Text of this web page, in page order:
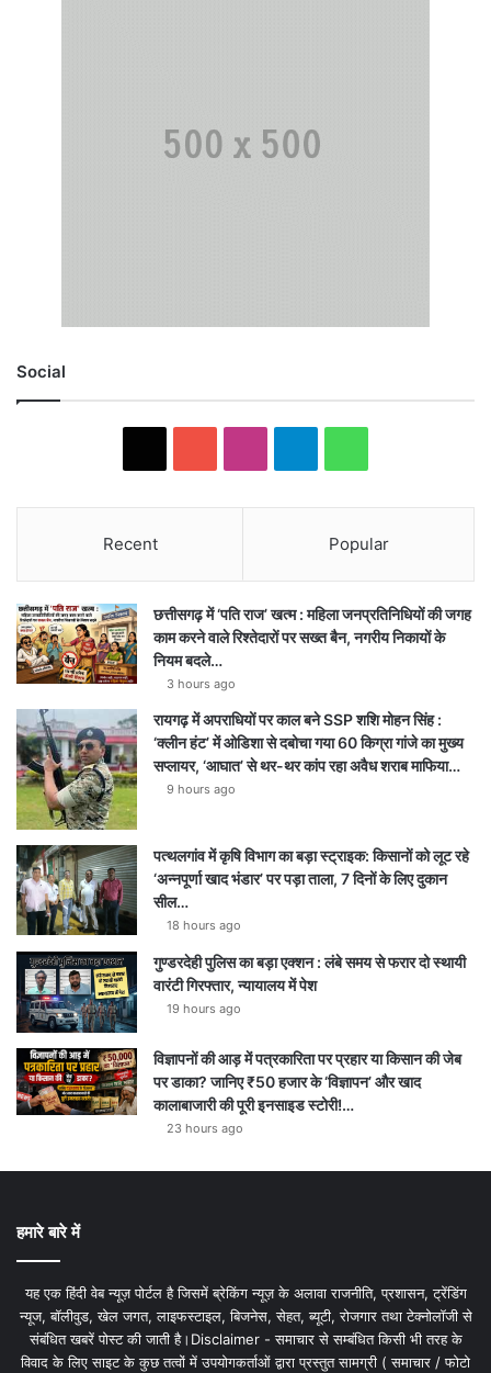
Social
Recent Popular
छत्तीसगढ़ में ‘पति राज’ खत्म : महिला जनप्रतिनिधियों की जगह
काम करने वाले रिश्तेदारों पर सख्त बैन, नगरीय निकायों के
नियम बदले…
3 hours ago
रायगढ़ में अपराधियों पर काल बने SSP शशि मोहन सिंह :
‘क्लीन हंट’ में ओडिशा से दबोचा गया 60 किग्रा गांजे का मुख्य
सप्लायर, ‘आघात’ से थर-थर कांप रहा अवैध शराब माफिया…
9 hours ago
पत्थलगांव में कृषि विभाग का बड़ा स्ट्राइक: किसानों को लूट रहे
‘अन्नपूर्णा खाद भंडार’ पर पड़ा ताला, 7 दिनों के लिए दुकान
सील…
18 hours ago
गुण्डरदेही पुलिस का बड़ा एक्शन : लंबे समय से फरार दो स्थायी
वारंटी गिरफ्तार, न्यायालय में पेश
19 hours ago
विज्ञापनों की आड़ में पत्रकारिता पर प्रहार या किसान की जेब
पर डाका? जानिए ₹50 हजार के ‘विज्ञापन’ और खाद
कालाबाजारी की पूरी इनसाइड स्टोरी!…
23 hours ago
हमारे बारे में
यह एक हिंदी वेब न्यूज़ पोर्टल है जिसमें ब्रेकिंग न्यूज़ के अलावा राजनीति, प्रशासन, ट्रेंडिंग
न्यूज, बॉलीवुड, खेल जगत, लाइफस्टाइल, बिजनेस, सेहत, ब्यूटी, रोजगार तथा टेक्नोलॉजी से
संबंधित खबरें पोस्ट की जाती है।Disclaimer - समाचार से सम्बंधित किसी भी तरह के
विवाद के लिए साइट के कुछ तत्वों में उपयोगकर्ताओं द्वारा प्रस्तुत सामग्री ( समाचार / फोटो